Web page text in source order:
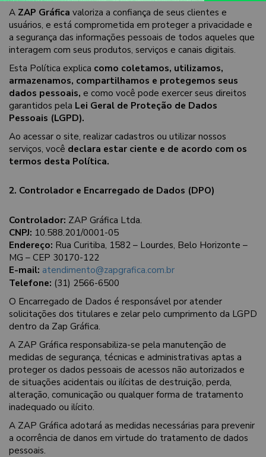
A ZAP Gráfica valoriza a confiança de seus clientes e
usuários, e está comprometida em proteger a privacidade e
a segurança das informações pessoais de todos aqueles que
interagem com seus produtos, serviços e canais digitais.
Esta Política explica como coletamos, utilizamos,
armazenamos, compartilhamos e protegemos seus
dados pessoais, e como você pode exercer seus direitos
garantidos pela Lei Geral de Proteção de Dados
Pessoais (LGPD).
Ao acessar o site, realizar cadastros ou utilizar nossos
serviços, você declara estar ciente e de acordo com os
termos desta Política.
2. Controlador e Encarregado de Dados (DPO)
Controlador: ZAP Gráfica Ltda.
CNPJ: 10.588.201/0001-05
Endereço: Rua Curitiba, 1582 – Lourdes, Belo Horizonte –
MG – CEP 30170-122
E-mail: atendimento@zapgrafica.com.br
Telefone: (31) 2566-6500
O Encarregado de Dados é responsável por atender
solicitações dos titulares e zelar pelo cumprimento da LGPD
dentro da Zap Gráfica.
A ZAP Gráfica responsabiliza-se pela manutenção de
medidas de segurança, técnicas e administrativas aptas a
proteger os dados pessoais de acessos não autorizados e
de situações acidentais ou ilícitas de destruição, perda,
alteração, comunicação ou qualquer forma de tratamento
inadequado ou ilícito.
A ZAP Gráfica adotará as medidas necessárias para prevenir
a ocorrência de danos em virtude do tratamento de dados
pessoais.